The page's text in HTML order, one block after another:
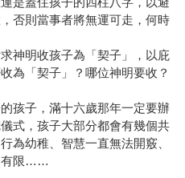
否則當事者將無運可走，何時
神明收孩子為「契子」，以庇
為「契子」？哪位神明要收？
孩子，滿十六歲那年一定要辦
式，孩子大部分都會有幾個共
為幼稚、智慧一直無法開竅、
有限……